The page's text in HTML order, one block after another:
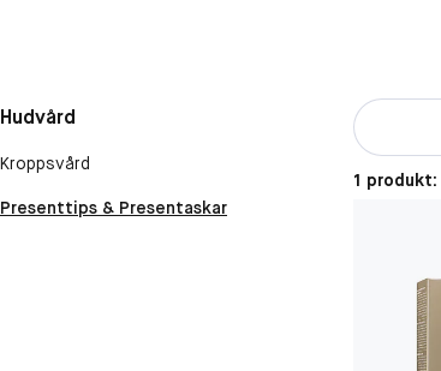
Hudvård
Kroppsvård
Presenttips & Presentaskar
1 produkt: